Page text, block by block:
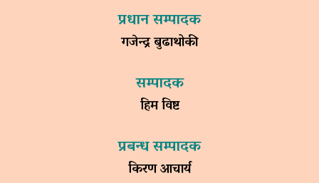
प्रधान सम्पादक
गजेन्द्र बुढाथोकी
सम्पादक
हिम विष्ट
प्रबन्ध सम्पादक
किरण आचार्य